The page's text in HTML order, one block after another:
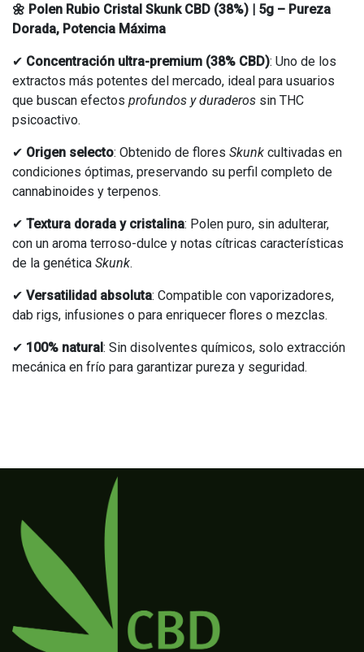
🌼 Polen Rubio Cristal Skunk CBD (38%) | 5g – Pureza
Dorada, Potencia Máxima
✔ Concentración ultra-premium (38% CBD): Uno de los
extractos más potentes del mercado, ideal para usuarios
que buscan efectos profundos y duraderos sin THC
psicoactivo.
✔ Origen selecto: Obtenido de flores Skunk cultivadas en
condiciones óptimas, preservando su perfil completo de
cannabinoides y terpenos.
✔ Textura dorada y cristalina: Polen puro, sin adulterar,
con un aroma terroso-dulce y notas cítricas características
de la genética Skunk.
✔ Versatilidad absoluta: Compatible con vaporizadores,
dab rigs, infusiones o para enriquecer flores o mezclas.
✔ 100% natural: Sin disolventes químicos, solo extracción
mecánica en frío para garantizar pureza y seguridad.